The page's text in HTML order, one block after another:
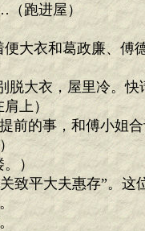
（跑进屋）
衣和葛政廉、傅
脱大衣，屋里冷。
上）
前的事，和傅小姐
）
致平大夫惠存”。这